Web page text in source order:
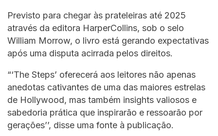
Previsto para chegar às prateleiras até 2025
através da editora HarperCollins, sob o selo
William Morrow, o livro está gerando expectativas
após uma disputa acirrada pelos direitos.
“‘The Steps’ oferecerá aos leitores não apenas
anedotas cativantes de uma das maiores estrelas
de Hollywood, mas também insights valiosos e
sabedoria prática que inspirarão e ressoarão por
gerações’’, disse uma fonte à publicação.